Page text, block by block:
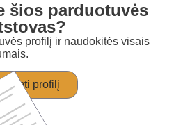
šios parduotuvės
profilį ir naudokitės visais
profilį